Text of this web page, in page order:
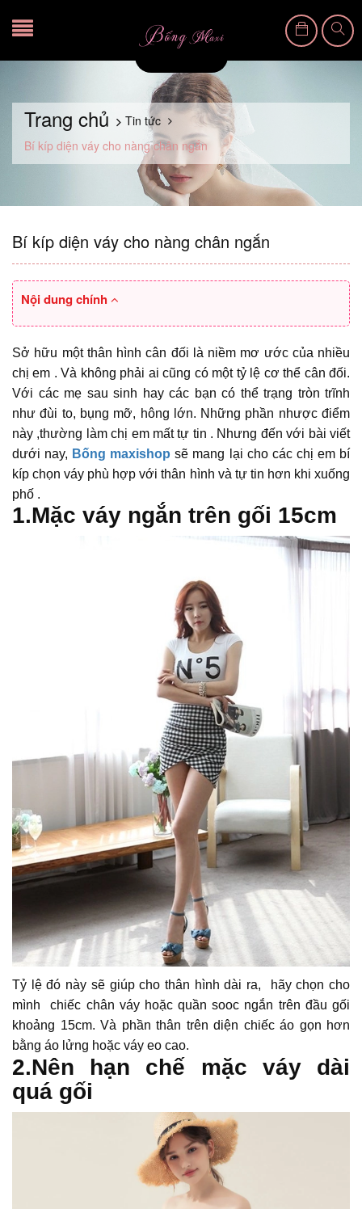
Trang chủ
Tin tức
Bí kíp diện váy cho nàng chân ngắn
Bí kíp diện váy cho nàng chân ngắn
Nội dung chính
Sở hữu một thân hình cân đối là niềm mơ ước của nhiều
chị em . Và không phải ai cũng có một tỷ lệ cơ thể cân đối.
Với các mẹ sau sinh hay các bạn có thể trạng tròn trĩnh
như đùi to, bụng mỡ, hông lớn. Những phần nhược điểm
này ,thường làm chị em mất tự tin . Nhưng đến với bài viết
dưới nay, Bống maxishopsẽ mang lại cho các chị em bí
kíp chọn váy phù hợp với thân hình và tự tin hơn khi xuống
phố .
1.Mặc váy ngắn trên gối 15cm
Tỷ lệ đó này sẽ giúp cho thân hình dài ra, hãy chọn cho
mình chiếc chân váy hoặc quần sooc ngắn trên đầu gối
khoảng 15cm. Và phần thân trên diện chiếc áo gọn hơn
bằng áo lửng hoặc váy eo cao.
2.Nên hạn chế mặc váy dài
quá gối